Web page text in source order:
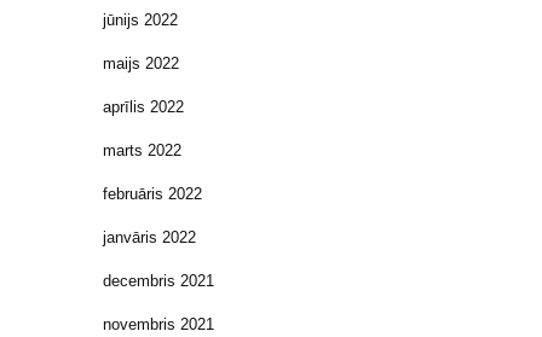
jūnijs 2022
maijs 2022
aprīlis 2022
marts 2022
februāris 2022
janvāris 2022
decembris 2021
novembris 2021